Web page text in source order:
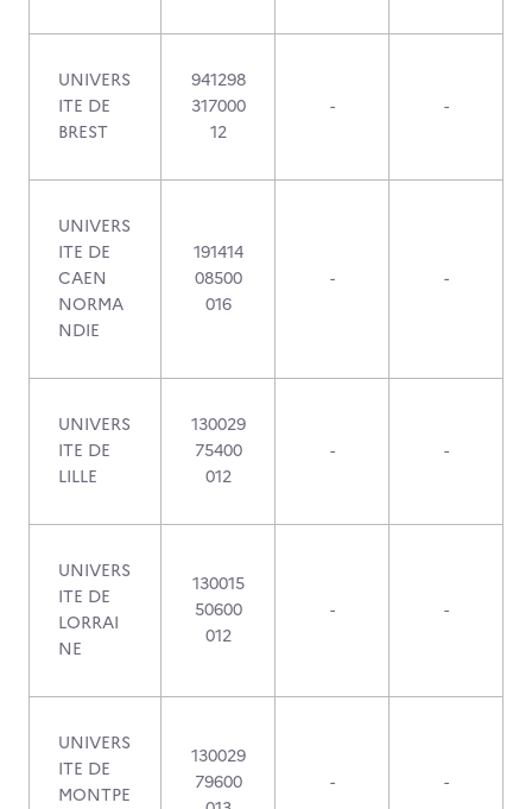
UNIVERS
ITE DE
BREST
941298
317000
12
- -
UNIVERS
ITE DE
CAEN
NORMA
NDIE
191414
08500
016
- -
UNIVERS
ITE DE
LILLE
130029
75400
012
- -
UNIVERS
ITE DE
LORRAI
NE
130015
50600
012
- -
UNIVERS
ITE DE
MONTPE
130029
79600
- -